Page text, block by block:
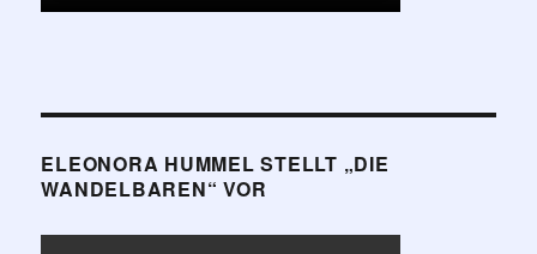
ELEONORA HUMMEL STELLT „DIE
WANDELBAREN“ VOR